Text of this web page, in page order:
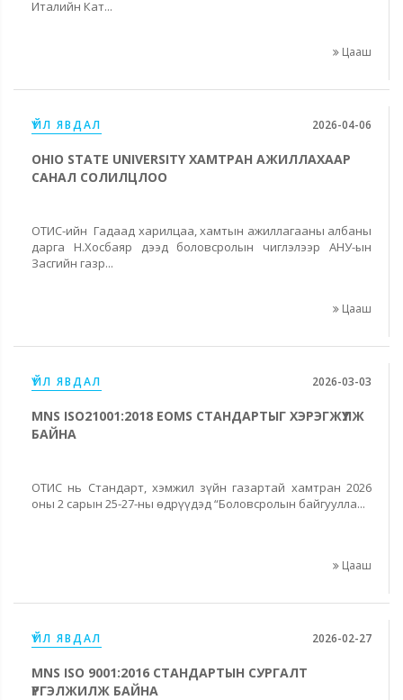
Италийн Кат...
Цааш
ҮЙЛ ЯВДАЛ 2026-04-06
OHIO STATE UNIVERSITY ХАМТРАН АЖИЛЛАХААР
САНАЛ СОЛИЛЦЛОО
ОТИС-ийн Гадаад харилцаа, хамтын ажиллагааны албаны
дарга Н.Хосбаяр дээд боловсролын чиглэлээр АНУ-ын
Засгийн газр...
Цааш
ҮЙЛ ЯВДАЛ 2026-03-03
MNS ISO21001:2018 EOMS СТАНДАРТЫГ ХЭРЭГЖҮҮЛЖ
БАЙНА
ОТИС нь Стандарт, хэмжил зүйн газартай хамтран 2026
оны 2 сарын 25-27-ны өдрүүдэд “Боловсролын байгуулла...
Цааш
ҮЙЛ ЯВДАЛ 2026-02-27
MNS ISO 9001:2016 СТАНДАРТЫН СУРГАЛТ
ҮРГЭЛЖИЛЖ БАЙНА